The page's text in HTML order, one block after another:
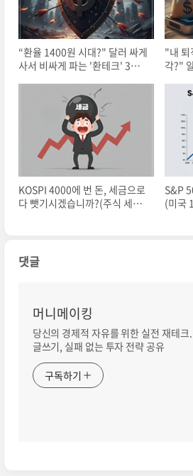
“환율 1400원 시대?" 달러 싸게
사서 비싸게 파는 '환테크' 3가
"내 퇴
각?"
KOSPI 4000에 번 돈, 세금으로
다 뺏기시겠습니까?(주식 세금,
S&P
(미국
댓글
머니메이킹
당신의 경제적 자유를 위한 실전 재테크
글쓰기, 실패 없는 투자 전략 공유
구독하기